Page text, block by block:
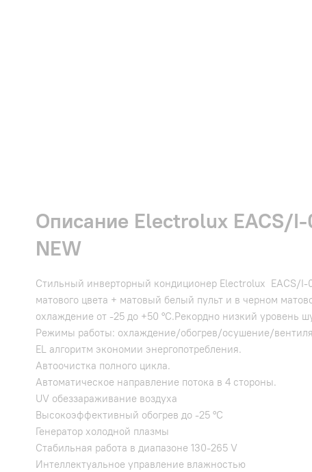
Описание Electrolux EACS/I-
NEW
Стильный инверторный кондиционер Electrolux EACS/I-
матового цвета + матовый белый пульт и в черном
охлаждение от -25 до +50 °C.Рекордно низкий уровень
Режимы работы: охлаждение/обогрев/осушение/
EL алгоритм экономии энергопотребления.
Автоочистка полного цикла.
Автоматическое направление потока в 4 стороны.
UV обеззараживание воздуха
Высокоэффективный обогрев до -25 °С
Генератор холодной плазмы
Стабильная работа в диапазоне 130-265 V
Интеллектуальное управление влажностью